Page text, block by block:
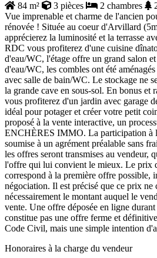
84 m² 3 pièces 2 chambres
Vue imprenable et charme de l'ancien
rénovée ! Située au coeur d'Arvillard
apprécierez la luminosité et la terrasse
RDC vous profiterez d'une cuisine
d'eau/WC, l'étage offre un grand salon
d'eau/WC, les combles ont été
avec salle de bain/WC. Le stockage ne
la grande cave en sous-sol. En bonus et
vous profiterez d'un jardin avec garage
idéal pour potager et créer votre petit
proposé à la vente interactive, un
ENCHÈRES IMMO. La participation à
soumise à un agrément préalable sans
les offres seront transmises au vendeur,
l'offre qui lui convient le mieux. Le prix
correspond à la première offre possible,
négociation. Il est précisé que ce prix ne
nécessairement le montant auquel le
vente. Une offre déposée en ligne
constitue pas une offre ferme et
Code Civil, mais une simple intention
Honoraires à la charge du vendeur